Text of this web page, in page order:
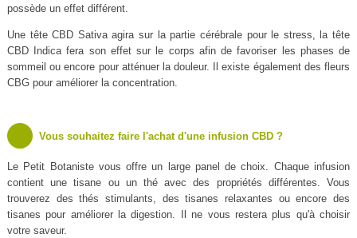
possède un effet différent.
Une tête CBD Sativa agira sur la partie cérébrale pour le stress, la tête
CBD Indica fera son effet sur le corps afin de favoriser les phases de
sommeil ou encore pour atténuer la douleur. Il existe également des fleurs
CBG pour améliorer la concentration.
Vous souhaitez faire l'achat d'une infusion CBD ?
Le Petit Botaniste vous offre un large panel de choix. Chaque infusion
contient une tisane ou un thé avec des propriétés différentes. Vous
trouverez des thés stimulants, des tisanes relaxantes ou encore des
tisanes pour améliorer la digestion. Il ne vous restera plus qu'à choisir
votre saveur.